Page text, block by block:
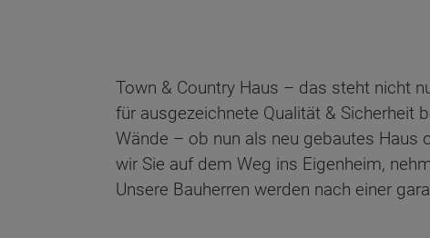
Town & Country Haus – das steht nicht
für ausgezeichnete Qualität & Sicherheit
Wände – ob nun als neu gebautes Haus
wir Sie auf dem Weg ins Eigenheim,
Unsere Bauherren werden nach einer